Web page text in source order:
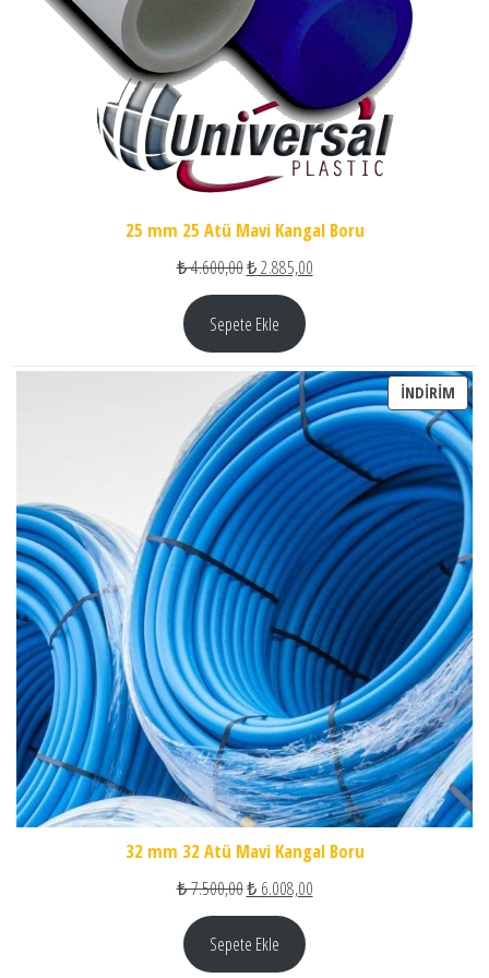
25 mm 25 Atü Mavi Kangal Boru
₺4.600,00Orijinal fiyat: ₺ 4.600,00.
₺2.885,00Şu andaki fiyat: ₺ 2.885,00.
Sepete Ekle
İNDIRIM
32 mm 32 Atü Mavi Kangal Boru
₺7.500,00Orijinal fiyat: ₺ 7.500,00.
₺6.008,00Şu andaki fiyat: ₺ 6.008,00.
Sepete Ekle